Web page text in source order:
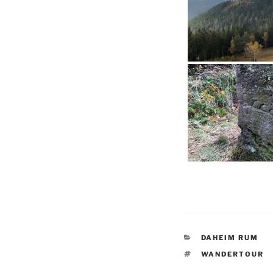
KATEGORIEN
DAHEIM RUM
WANDERTOUR